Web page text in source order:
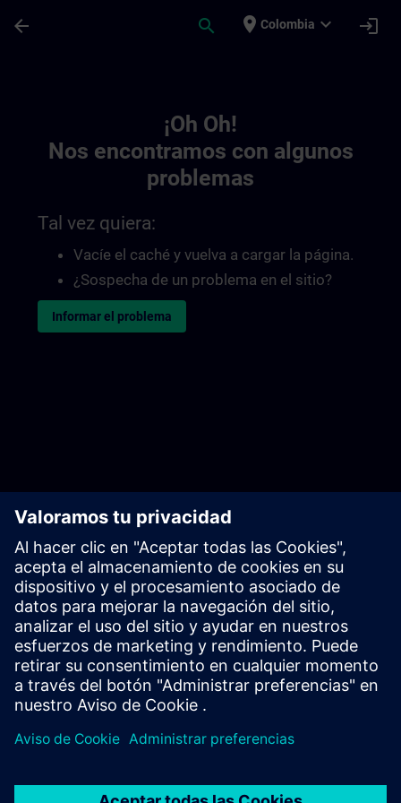
arrow_back search place Colombia expand_more login
¡Oh Oh!
Nos encontramos con algunos
problemas
Tal vez quiera:
Vacíe el caché y vuelva a cargar la página.
¿Sospecha de un problema en el sitio?
Informar el problema